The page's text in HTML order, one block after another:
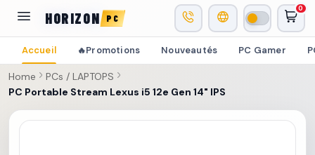
HORIZON PC
0
Accueil 🔥Promotions Nouveautés PC Gamer
Home
PCs / LAPTOPS
PC Portable Stream Lexus i5 12e Gen 14" IPS